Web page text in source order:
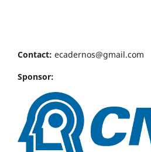
Contact: ecadernos@gmail.com
Sponsor: